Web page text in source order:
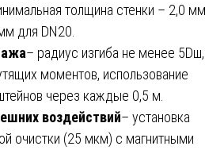
толщина стенки – 2,0 мм
для DN20.
– радиус изгиба не менее 5Dш,
моментов, использование
через каждые 0,5 м.
воздействий– установка
очистки (25 мкм) с магнитными